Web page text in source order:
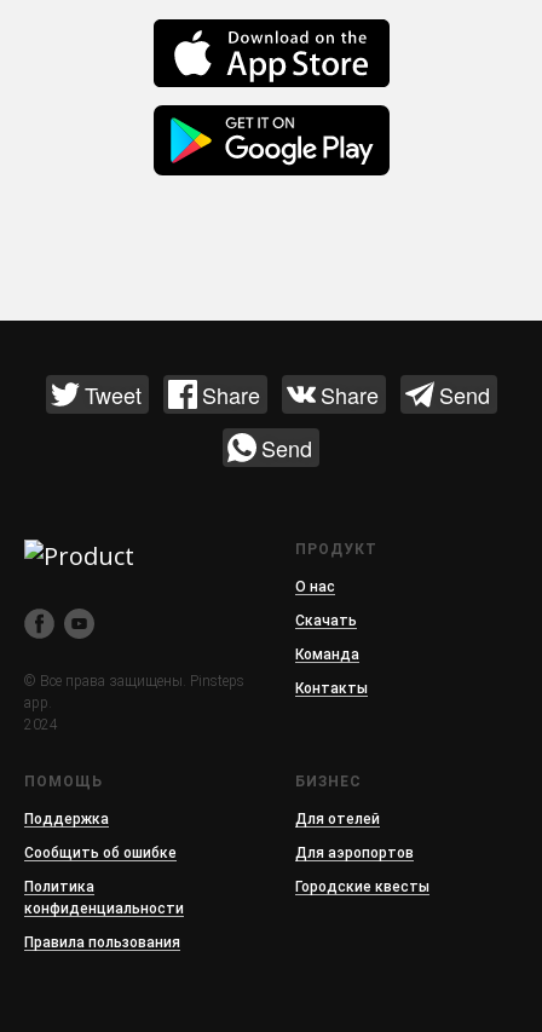
Tweet Share Share
Send
Send
© Все права защищены. Pinsteps
app.
2024
ПРОДУКТ
О нас
Скачать
Команда
Контакты
ПОМОЩЬ
Поддержка
Сообщить об ошибке
Политика
конфиденциальности
Правила пользования
БИЗНЕС
Для отелей
Для аэропортов
Городские квесты